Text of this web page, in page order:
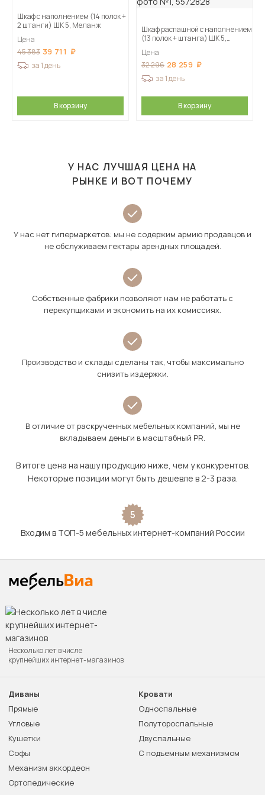
Шкаф с наполнением (14 полок +
2 штанги) ШК 5, Меланж
Цена
45 383 39 711
за 1 день
В корзину
Шкаф распашной с наполнением
(13 полок + штанга) ШК 5,
Цена
32 296 28 259
за 1 день
В корзину
У НАС ЛУЧШАЯ ЦЕНА НА
РЫНКЕ И ВОТ ПОЧЕМУ
У нас нет гипермаркетов: мы не содержим армию продавцов и
не обслуживаем гектары арендных площадей.
Собственные фабрики позволяют нам не работать с
перекупщиками и экономить на их комиссиях.
Производство и склады сделаны так, чтобы максимально
снизить издержки.
В отличие от раскрученных мебельных компаний, мы не
вкладываем деньги в масштабный PR.
В итоге цена на нашу продукцию ниже, чем у конкурентов.
Некоторые позиции могут быть дешевле в 2-3 раза.
5
Входим в ТОП-5 мебельных интернет-компаний России
Несколько лет в числе
крупнейших интернет-магазинов
Диваны
Прямые
Угловые
Кушетки
Софы
Механизм аккордеон
Ортопедические
Кровати
Односпальные
Полутороспальные
Двуспальные
С подъемным механизмом